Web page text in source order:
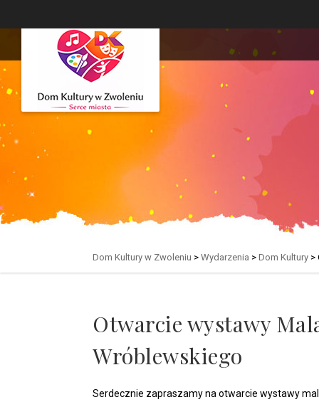
Dom Kultury w Zwoleniu > Wydarzenia > Dom Kultury >
Otwarcie wystawy
Wróblewskiego
Serdecznie zapraszamy na otwarcie wystawy